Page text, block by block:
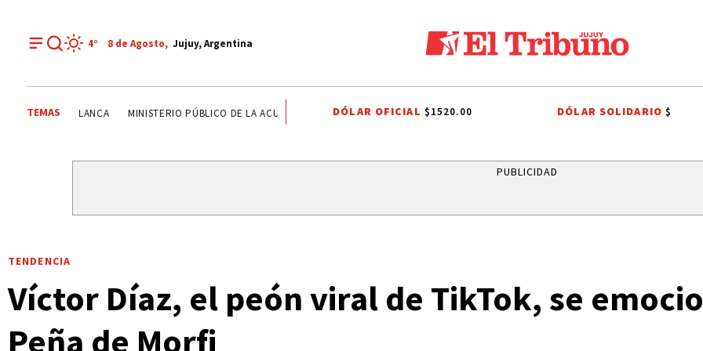
4° 8 de Agosto, Jujuy, Argentina
TEMAS
CASA BLANCA MINISTERIO PÚBLICO DE LA ACUSACIÓN PJ JUJEÑO RUBÉN EDUARDO RIVAROLA FERIA DEL LIBRO 2026 LIGA
DÓLAR OFICIAL $1520.00 DÓLAR SOLIDARIO$
PUBLICIDAD
TENDENCIA
Víctor Díaz, el peón viral de TikTok, se
Peña de Morfi